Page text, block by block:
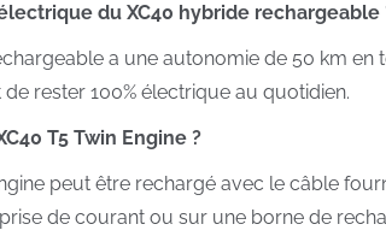
du XC40 hybride rechargeable
a une autonomie de 50 km en
rester 100% électrique au quotidien.
T5 Twin Engine ?
peut être rechargé avec le câble
de courant ou sur une borne de